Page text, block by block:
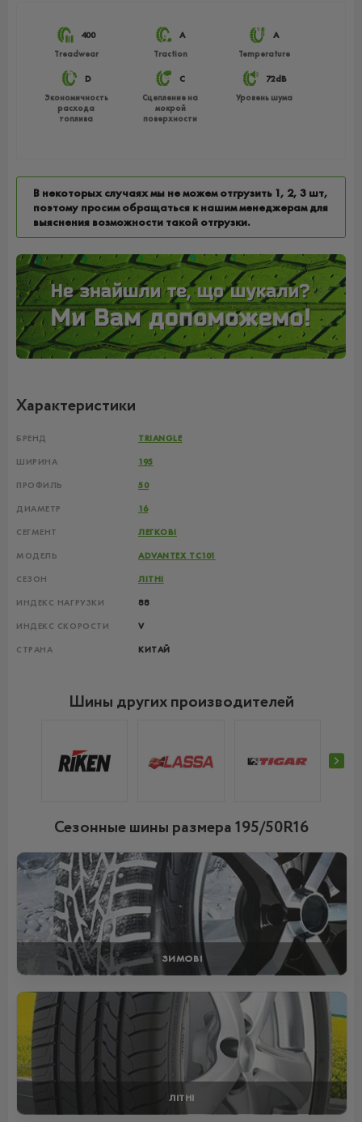
400
Treadwear
A
Traction
A
Temperature
D
Экономичность
расхода
топлива
C
Сцепление на
мокрой
поверхности
72dB
Уровень шума
В некоторых случаях мы не можем отгрузить 1, 2, 3 шт,
поэтому просим обращаться к нашим менеджерам для
выяснения возможности такой отгрузки.
Характеристики
БРЕНД TRIANGLE
ШИРИНА 195
ПРОФИЛЬ 50
ДИАМЕТР 16
СЕГМЕНТ ЛЕГКОВІ
МОДЕЛЬ ADVANTEX TC101
СЕЗОН ЛІТНІ
ИНДЕКС НАГРУЗКИ 88
ИНДЕКС СКОРОСТИ V
СТРАНА КИТАЙ
Шины других производителей
Сезонные шины размера 195/50R16
ЗИМОВІ
ЛІТНІ